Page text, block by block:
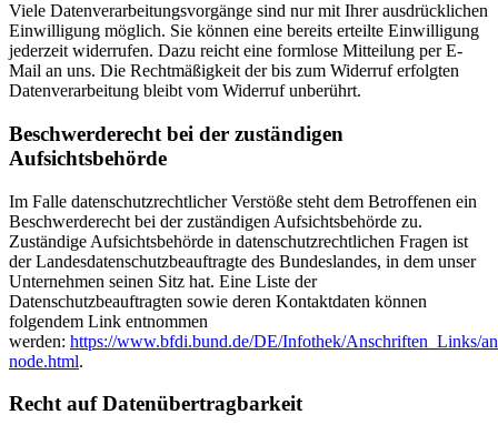
Viele Datenverarbeitungsvorgänge sind nur mit Ihrer ausdrücklichen
Einwilligung möglich. Sie können eine bereits erteilte Einwilligung
jederzeit widerrufen. Dazu reicht eine formlose Mitteilung per E-
Mail an uns. Die Rechtmäßigkeit der bis zum Widerruf erfolgten
Datenverarbeitung bleibt vom Widerruf unberührt.
Beschwerderecht bei der zuständigen
Aufsichtsbehörde
Im Falle datenschutzrechtlicher Verstöße steht dem Betroffenen ein
Beschwerderecht bei der zuständigen Aufsichtsbehörde zu.
Zuständige Aufsichtsbehörde in datenschutzrechtlichen Fragen ist
der Landesdatenschutzbeauftragte des Bundeslandes, in dem unser
Unternehmen seinen Sitz hat. Eine Liste der
Datenschutzbeauftragten sowie deren Kontaktdaten können
folgendem Link entnommen
werden: https://www.bfdi.bund.de/DE/Infothek/Anschriften_Links/
node.html.
Recht auf Datenübertragbarkeit